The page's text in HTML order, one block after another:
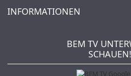
Mein Wunschzettel
Händler & Hersteller
Affiliateprogramm
INFORMATIONEN
Zahlung und Versand
BEM TV
SCHAUEN!